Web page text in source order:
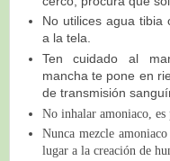
No utilices agua tibia
a la tela.
Ten cuidado al
mancha te pone en
de transmisión
No inhalar amoniaco, es
Nunca mezcle
lugar a la creación de